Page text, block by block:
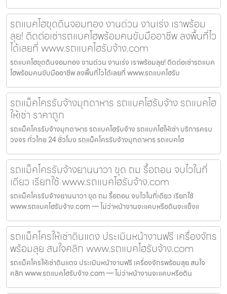
รถแบคโฮขุดดินจอมทอง งานด่วน งานเร่ง เราพร้อม
ลุย! ติดต่อเช่ารถแบคโฮพร้อมคนขับมืออาชีพ ลงพื้นที่ไว
ได้เลยที่ www.รถแบคโฮรับจ้าง.com
รถแบคโฮขุดดินจอมทอง งานด่วน งานเร่ง เราพร้อมลุย! ติดต่อเช่ารถแบค
โฮพร้อมคนขับมืออาชีพ ลงพื้นที่ไวได้เลยที่ www.รถแบคโฮรับ
รถแม็คโครรับจ้างมุกดาหาร รถแบคโฮรับจ้าง รถแบคโฮ
ให้เช่า ราคาถูก
รถแม็คโครรับจ้างมุกดาหาร รถแบคโฮรับจ้าง รถแบคโฮให้เช่า บริการครบ
วงจร ทั่วไทย 24 ชั่วโมง รถแม็คโครรับจ้างมุกดาหาร รถแบคโฮ
รถแม็คโครรับจ้างยานนาวา ขุด ถม รื้อถอน จบไวในที่
เดียว เรียกใช้ www.รถแบคโฮรับจ้าง.com
รถแม็คโครรับจ้างยานนาวา ขุด ถม รื้อถอน จบไวในที่เดียว เรียกใช้
www.รถแบคโฮรับจ้าง.com — ไม่ว่าหน้างานจะแคบหรือดินจะแข็งแ
รถแม็คโครให้เช่าดินแดง ประเมินหน้างานฟรี เครื่องจักร
พร้อมลุย สนใจคลิก www.รถแบคโฮรับจ้าง.com
รถแม็คโครให้เช่าดินแดง ประเมินหน้างานฟรี เครื่องจักรพร้อมลุย สนใจ
คลิก www.รถแบคโฮรับจ้าง.com — ไม่ว่าหน้างานจะแคบหรือดิน